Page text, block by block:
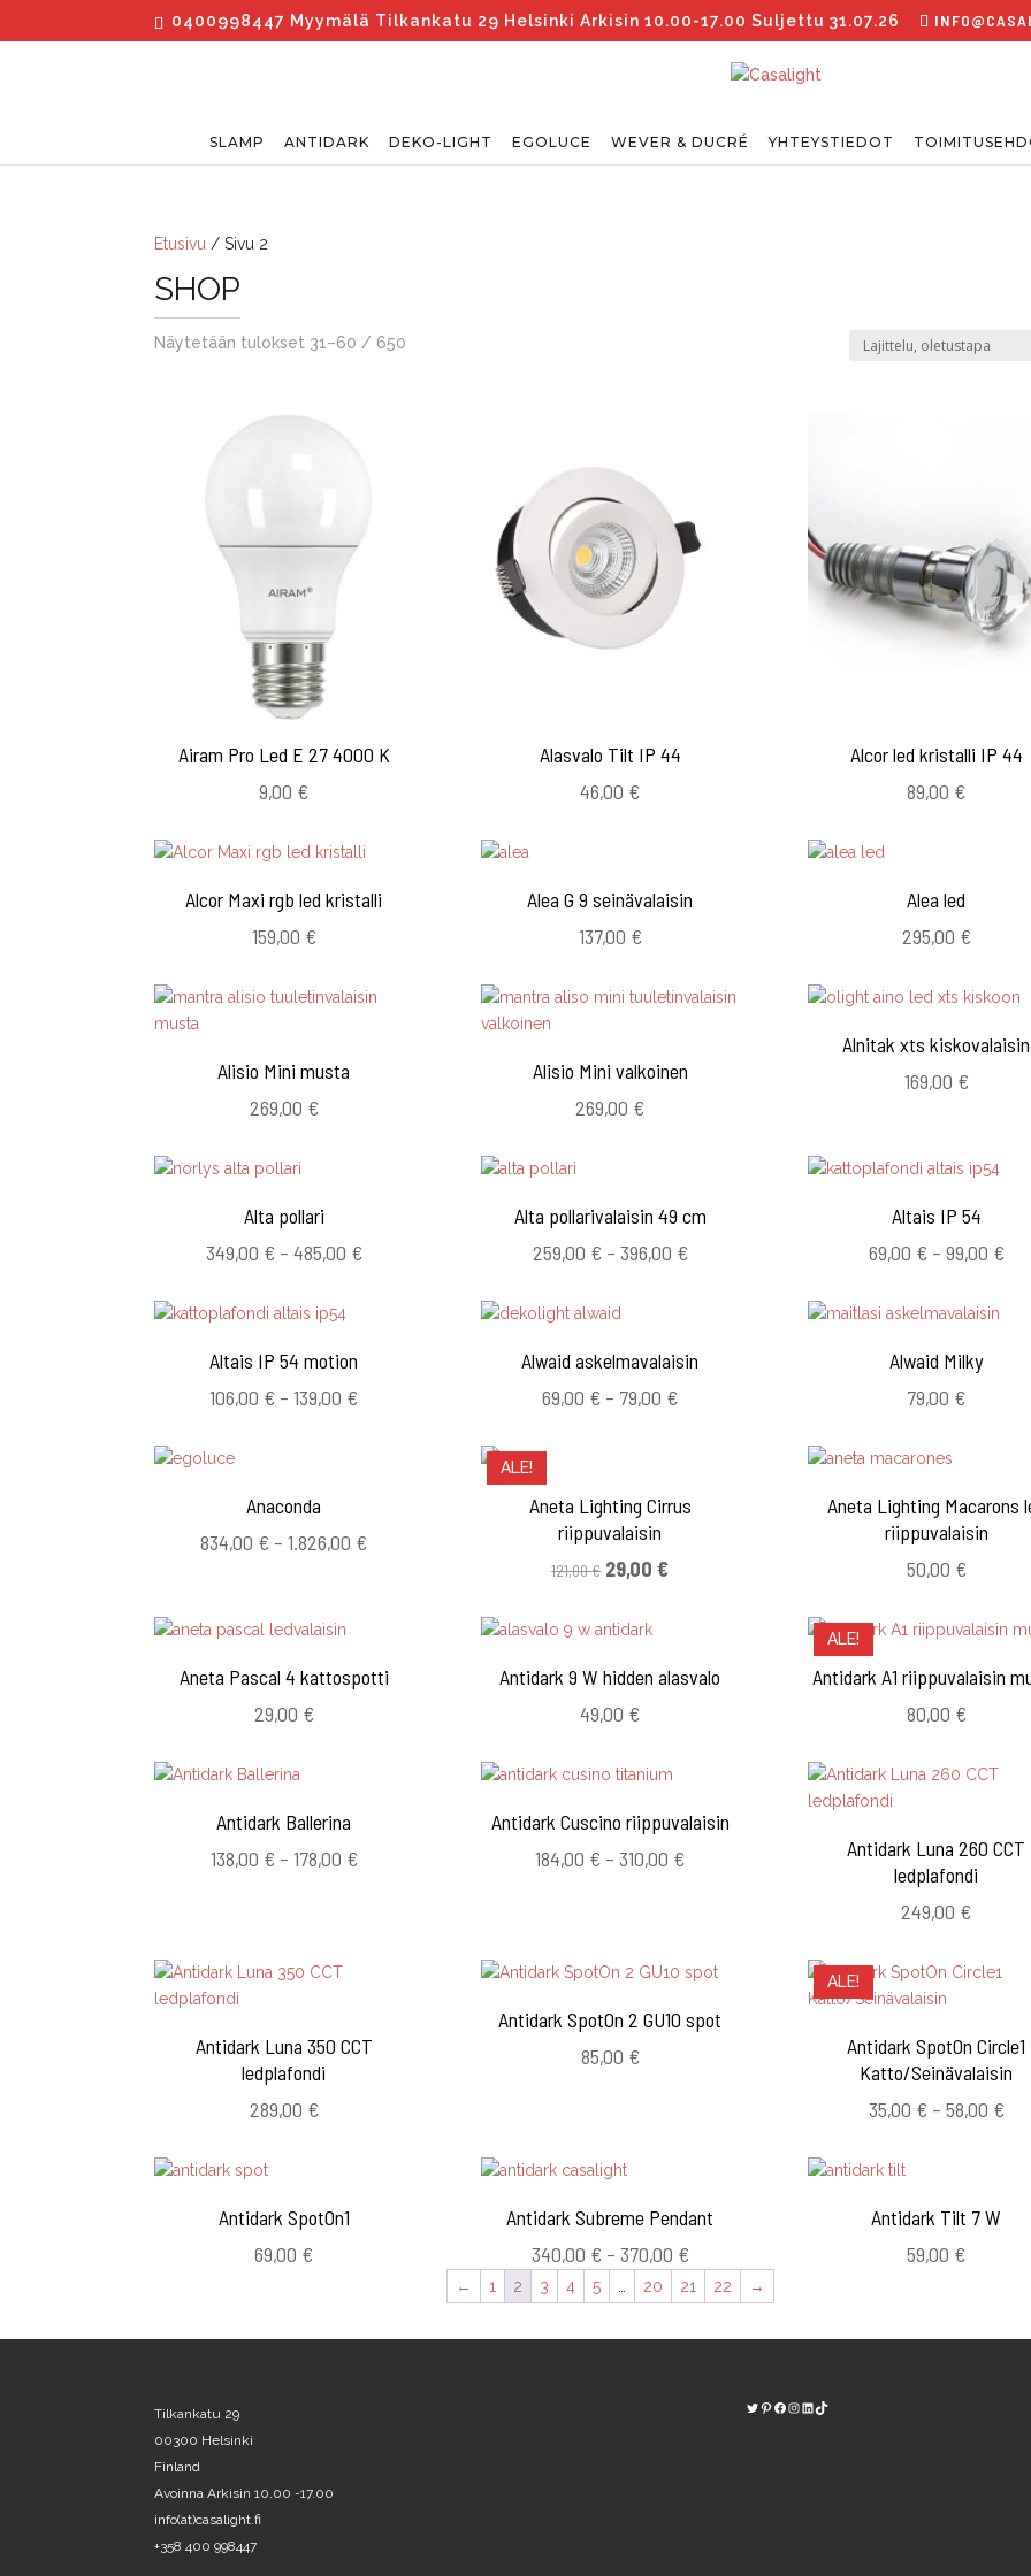
0400998447 Myymälä Tilkankatu 29 Helsinki Arkisin 10.00-17.00 Suljettu 31.07.26
SLAMP ANTIDARK DEKO-LIGHT EGOLUCE WEVER & DUCRÉ YHTEYSTIEDOT
Etusivu / Sivu 2
SHOP
Näytetään tulokset 31–60 / 650
Airam Pro Led E 27 4000 K
9,00 €
Alasvalo Tilt IP 44
46,00 €
Alcor led kristalli IP 44
89,00 €
Alcor Maxi rgb led kristalli
159,00 €
Alea G 9 seinävalaisin
137,00 €
Alea led
295,00 €
Alisio Mini musta
269,00 €
Alisio Mini valkoinen
269,00 €
Alnitak xts kiskovalaisin
169,00 €
Alta pollari
349,00 € – 485,00 €Hintaluokka:
Alta pollarivalaisin 49 cm
259,00 € – 396,00 €Hintaluokka:
Altais IP 54
69,00 € – 99,00 €
Altais IP 54 motion
106,00 € – 139,00 €Hintaluokka:
Alwaid askelmavalaisin
69,00 € – 79,00 €Hintaluokka:
Alwaid Milky
79,00 €
Anaconda
834,00 € – 1.826,00 €Hintaluokka:
ALE!
Aneta Lighting Cirrus
riippuvalaisin
121,00€ Alkuperäinen
oli:
29,00€Nykyinen
Aneta Lighting Macarons
riippuvalaisin
50,00 €
Aneta Pascal 4 kattospotti
29,00 €
Antidark 9 W hidden alasvalo
49,00 €
ALE!
Antidark A1 riippuvalaisin
80,00 €
Antidark Ballerina
138,00 € – 178,00 €Hintaluokka:
Antidark Cuscino riippuvalaisin
184,00 € – 310,00 €Hintaluokka:
Antidark Luna 260 CCT
ledplafondi
249,00 €
Antidark Luna 350 CCT
ledplafondi
289,00 €
Antidark SpotOn 2 GU10 spot
85,00 €
ALE!
Antidark SpotOn Circle1
Katto/Seinävalaisin
35,00 € – 58,00 €
Antidark SpotOn1
69,00 €
Antidark Subreme Pendant
340,00 € – 370,00 €Hintaluokka:
340,00 €
-
Antidark Tilt 7 W
59,00 €
← 1 2 3 4 5 20 21 22 →
Tilkankatu 29
00300 Helsinki
Finland
Avoinna Arkisin 10.00 -17.00
info(at)casalight.fi
+358 400 998447
Twitter
Pinterest
https://www.facebook.com/
Instagram
LinkedIn
TikTok